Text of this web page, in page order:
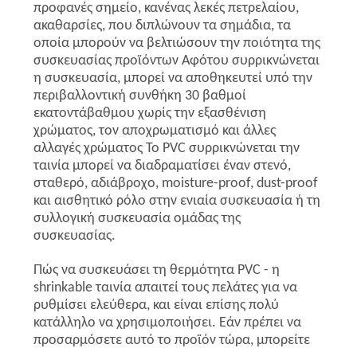
προφανές σημείο, κανένας λεκές πετρελαίου,
ακαθαρσίες, που διπλώνουν τα σημάδια, τα
οποία μπορούν να βελτιώσουν την ποιότητα της
συσκευασίας προϊόντων Αφότου συρρικνώνεται
η συσκευασία, μπορεί να αποθηκευτεί υπό την
περιβαλλοντική συνθήκη 30 βαθμοί
εκατοντάβαθμου χωρίς την εξασθένιση
χρώματος, τον αποχρωματισμό και άλλες
αλλαγές χρώματος Το PVC συρρικνώνεται την
ταινία μπορεί να διαδραματίσει έναν στενό,
σταθερό, αδιάβροχο, moisture-proof, dust-proof
και αισθητικό ρόλο στην ενιαία συσκευασία ή τη
συλλογική συσκευασία ομάδας της
συσκευασίας.
Πώς να συσκευάσει τη θερμότητα PVC - η
shrinkable ταινία απαιτεί τους πελάτες για να
ρυθμίσει ελεύθερα, και είναι επίσης πολύ
κατάλληλο να χρησιμοποιήσει. Εάν πρέπει να
προσαρμόσετε αυτό το προϊόν τώρα, μπορείτε